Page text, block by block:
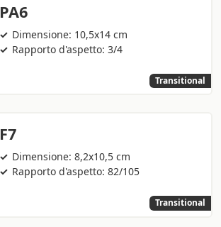
PA6
Dimensione: 10,5x14 cm
Rapporto d'aspetto: 3/4
Transitional
F7
Dimensione: 8,2x10,5 cm
Rapporto d'aspetto: 82/105
Transitional